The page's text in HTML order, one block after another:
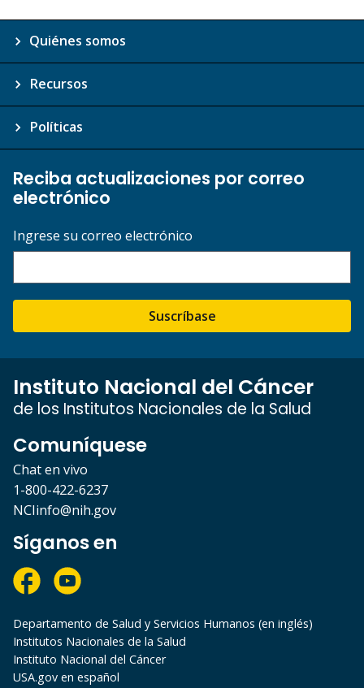
Quiénes somos
Recursos
Políticas
Reciba actualizaciones por correo
electrónico
Ingrese su correo electrónico
Suscríbase
Instituto Nacional del Cáncer
de los Institutos Nacionales de la Salud
Comuníquese
Chat en vivo
1-800-422-6237
NCIinfo@nih.gov
Síganos en
Departamento de Salud y Servicios Humanos (en inglés)
Institutos Nacionales de la Salud
Instituto Nacional del Cáncer
USA.gov en español